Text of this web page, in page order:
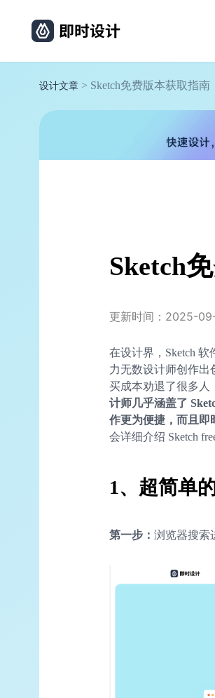
设计文章 > Sketch免费版本获取指南
Sketch
更新时间：2025-
在设计界，Sketch
力无数设计师创作出
买成本劝退了很多人
计师几乎涵盖了
作更为便捷，而且即
会详细介绍 Sketch
1、超简单
第一步： 浏览器搜索